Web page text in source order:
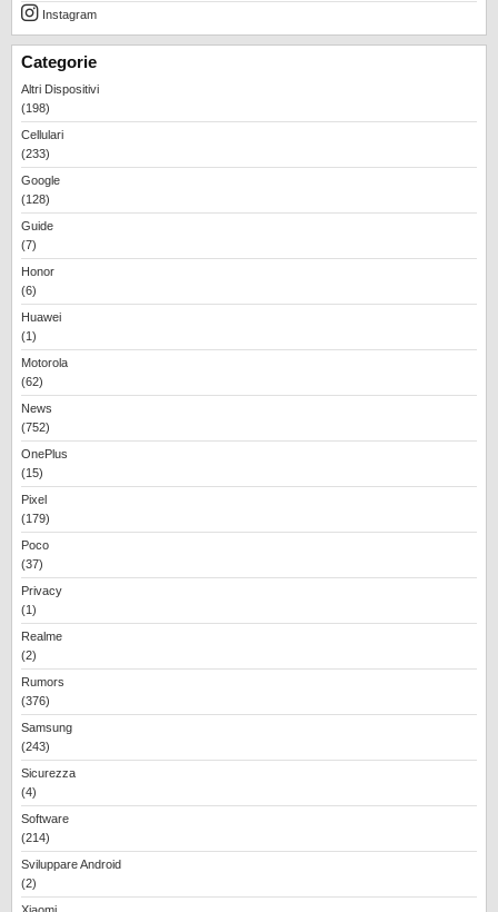
Instagram
Categorie
Altri Dispositivi
(198)
Cellulari
(233)
Google
(128)
Guide
(7)
Honor
(6)
Huawei
(1)
Motorola
(62)
News
(752)
OnePlus
(15)
Pixel
(179)
Poco
(37)
Privacy
(1)
Realme
(2)
Rumors
(376)
Samsung
(243)
Sicurezza
(4)
Software
(214)
Sviluppare Android
(2)